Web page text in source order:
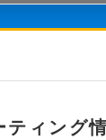
ティング